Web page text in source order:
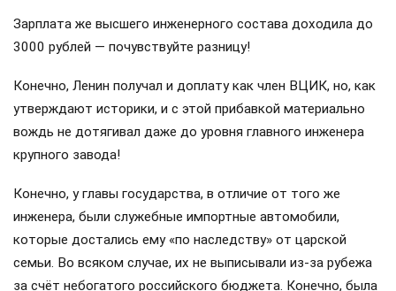
Зарплата же высшего инженерного состава доходила до
3000 рублей — почувствуйте разницу!
Конечно, Ленин получал и доплату как член ВЦИК, но, как
утверждают историки, и с этой прибавкой материально
вождь не дотягивал даже до уровня главного инженера
крупного завода!
Конечно, у главы государства, в отличие от того же
инженера, были служебные импортные автомобили,
которые достались ему «по наследству» от царской
семьи. Во всяком случае, их не выписывали из-за рубежа
за счёт небогатого российского бюджета. Конечно, была